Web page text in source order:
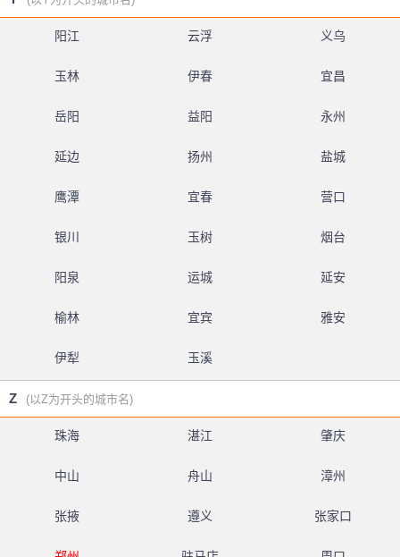
阳江 云浮 义乌
玉林 伊春 宜昌
岳阳 益阳 永州
延边 扬州 盐城
鹰潭 宜春 营口
银川 玉树 烟台
阳泉 运城 延安
榆林 宜宾 雅安
伊犁 玉溪
Z (以Z为开头的城市名)
珠海 湛江 肇庆
中山 舟山 漳州
张掖 遵义 张家口